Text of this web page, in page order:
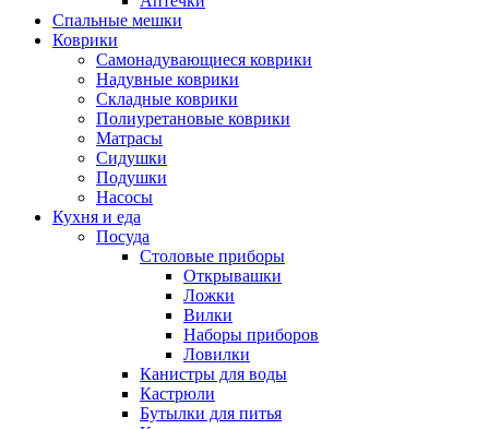
Спальные мешки
Коврики
Самонадувающиеся коврики
Надувные коврики
Складные коврики
Полиуретановые коврики
Матрасы
Сидушки
Подушки
Насосы
Кухня и еда
Посуда
Столовые приборы
Открывашки
Ложки
Вилки
Наборы приборов
Ловилки
Канистры для воды
Кастрюли
Бутылки для питья